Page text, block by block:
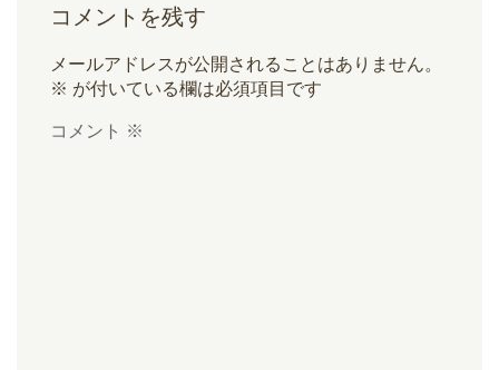
コメントを残す
メールアドレスが公開されることはありません。
※ が付いている欄は必須項目です
コメント ※